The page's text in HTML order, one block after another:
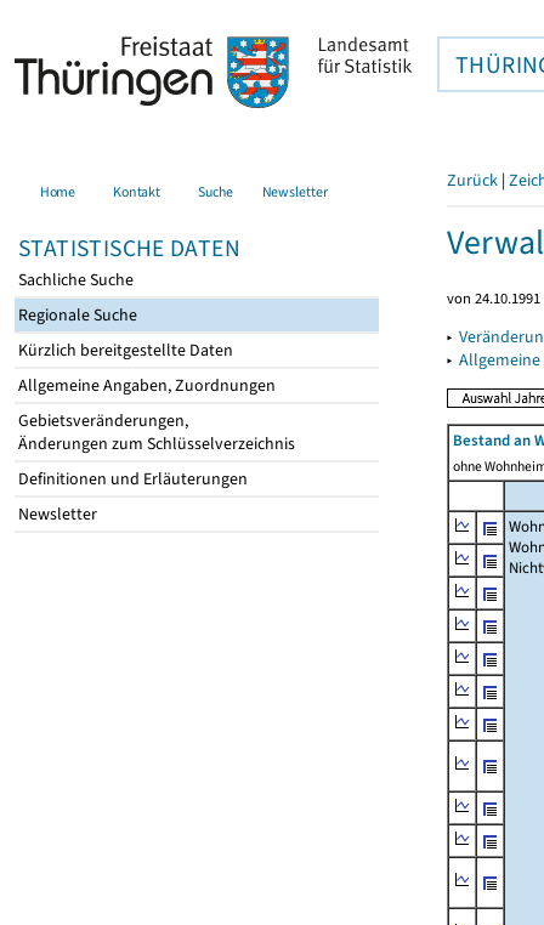
Home Kontakt Suche Newsletter
STATISTISCHE DATEN
Sachliche Suche
Regionale Suche
Kürzlich bereitgestellte Daten
Allgemeine Angaben, Zuordnungen
Gebietsveränderungen,
Änderungen zum Schlüsselverzeichnis
Definitionen und Erläuterungen
Newsletter
Zurück |
von
▸
▸
Bestand an
ohne